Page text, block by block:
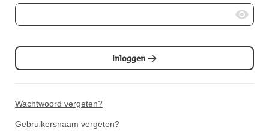
Inloggen
Wachtwoord vergeten?
Gebruikersnaam vergeten?